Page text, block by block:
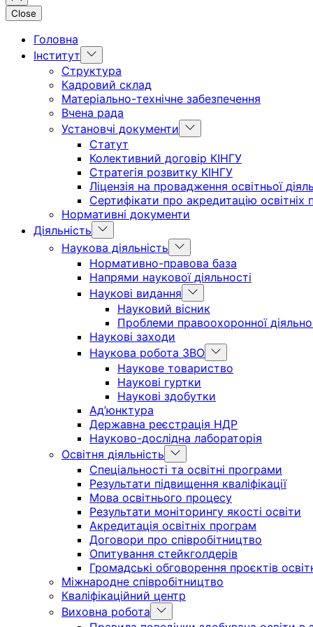
Close
Головна
Інститут
Show
sub
menu
Структура
Кадровий склад
Матеріально-технічне забезпечення
Вчена рада
Установчі документи
Show
sub
Статут
Колективний договір КІНГУ
Стратегія розвитку КІНГУ
Ліцензія на провадження освітньої
Сертифікати про акредитацію освітніх
Нормативні документи
Діяльність
Show
sub
menu
Наукова діяльність
Show
sub
menu
Нормативно-правова база
Напрями наукової діяльності
Наукові видання
Show
sub
menu
Науковий вісник
Проблеми правоохоронної
Наукові заходи
Наукова робота ЗВО Show
sub
menu
Наукове товариство
Наукові гуртки
Наукові здобутки
Ад’юнктура
Державна реєстрація НДР
Науково-дослідна лабораторія
Освітня діяльність
Show
sub
menu
Спеціальності та освітні програми
Результати підвищення кваліфікації
Мова освітнього процесу
Результати моніторингу якості освіти
Акредитація освітніх програм
Договори про співробітництво
Опитування стейкголдерів
Громадські обговорення проєктів
Міжнародне співробітництво
Кваліфікаційний центр
Виховна робота
Show
sub